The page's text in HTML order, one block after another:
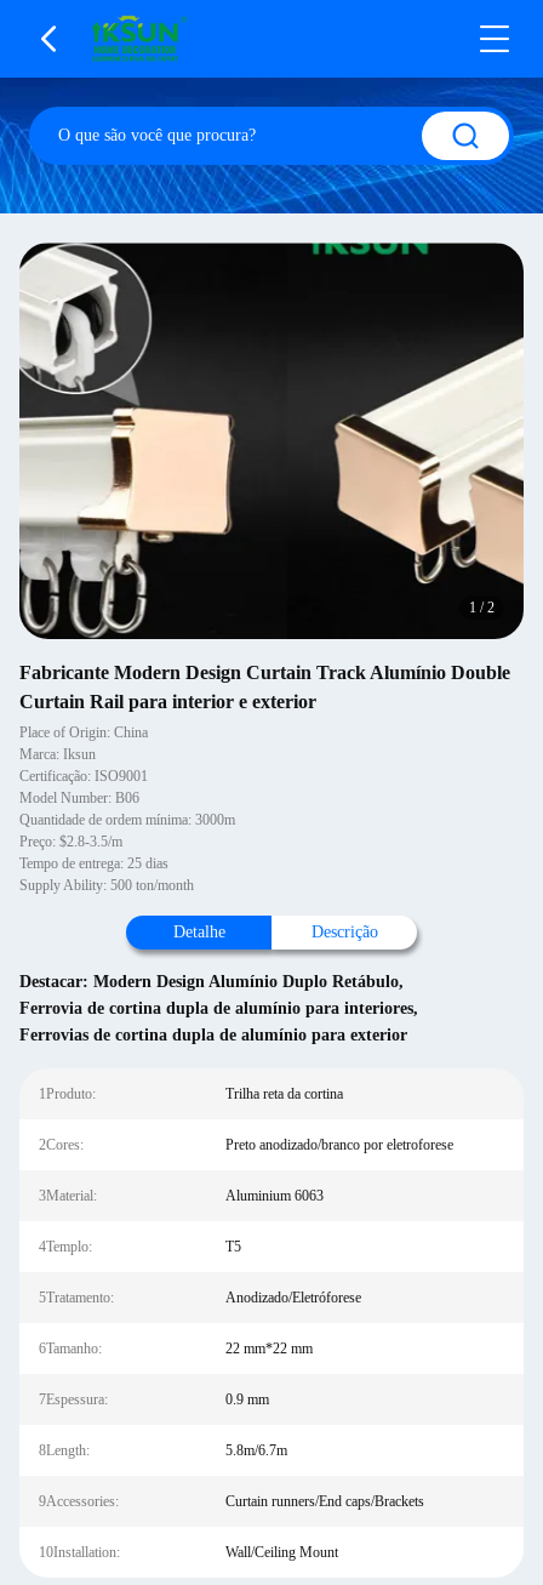
1 /2
Fabricante Modern Design Curtain Track Alumínio Double
Curtain Rail para interior e exterior
Place of Origin: China
Marca: Iksun
Certificação: ISO9001
Model Number: B06
Quantidade de ordem mínima: 3000m
Preço: $2.8-3.5/m
Tempo de entrega: 25 dias
Supply Ability: 500 ton/month
Detalhe Descrição
Destacar: Modern Design Alumínio Duplo Retábulo,
Ferrovia de cortina dupla de alumínio para interiores,
Ferrovias de cortina dupla de alumínio para exterior
1Produto: Trilha reta da cortina
2Cores: Preto anodizado/branco por eletroforese
3Material: Aluminium 6063
4Templo: T5
5Tratamento: Anodizado/Eletróforese
6Tamanho: 22 mm*22 mm
7Espessura: 0.9 mm
8Length: 5.8m/6.7m
9Accessories: Curtain runners/End caps/Brackets
10Installation: Wall/Ceiling Mount